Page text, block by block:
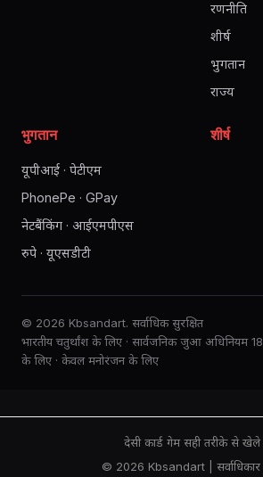
रणनीति
शीर्ष
भुगतान
राज्य
भुगतान
यूपीआई · पेटीएम
PhonePe · GPay
नेटबैंकिंग · आईएमपीएस
रुपे · यूएसडीटी
शीर्ष
© 2026 Kbsandart. सर्वाधिक सुरक्षित
भारतीय चतुर्थांश के लिए · सार्वजनिक जुआ अधिनियम
के लिए · केवल मनोरंजन के लिए
देसी कार्ड गेम सही तरीके से खेले
© 2026 Kbsandart | सर्वाधिकार